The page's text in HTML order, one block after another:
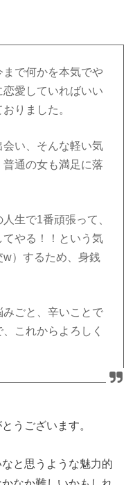
で何かを本気でや
愛していればいい
りました。
会い、そんな軽い気
通の女も満足に落
生で1番頑張って、
やる！！という気
）するため、身銭
ごと、辛いことで
これからよろしく
うございます。
と思うような魅力的